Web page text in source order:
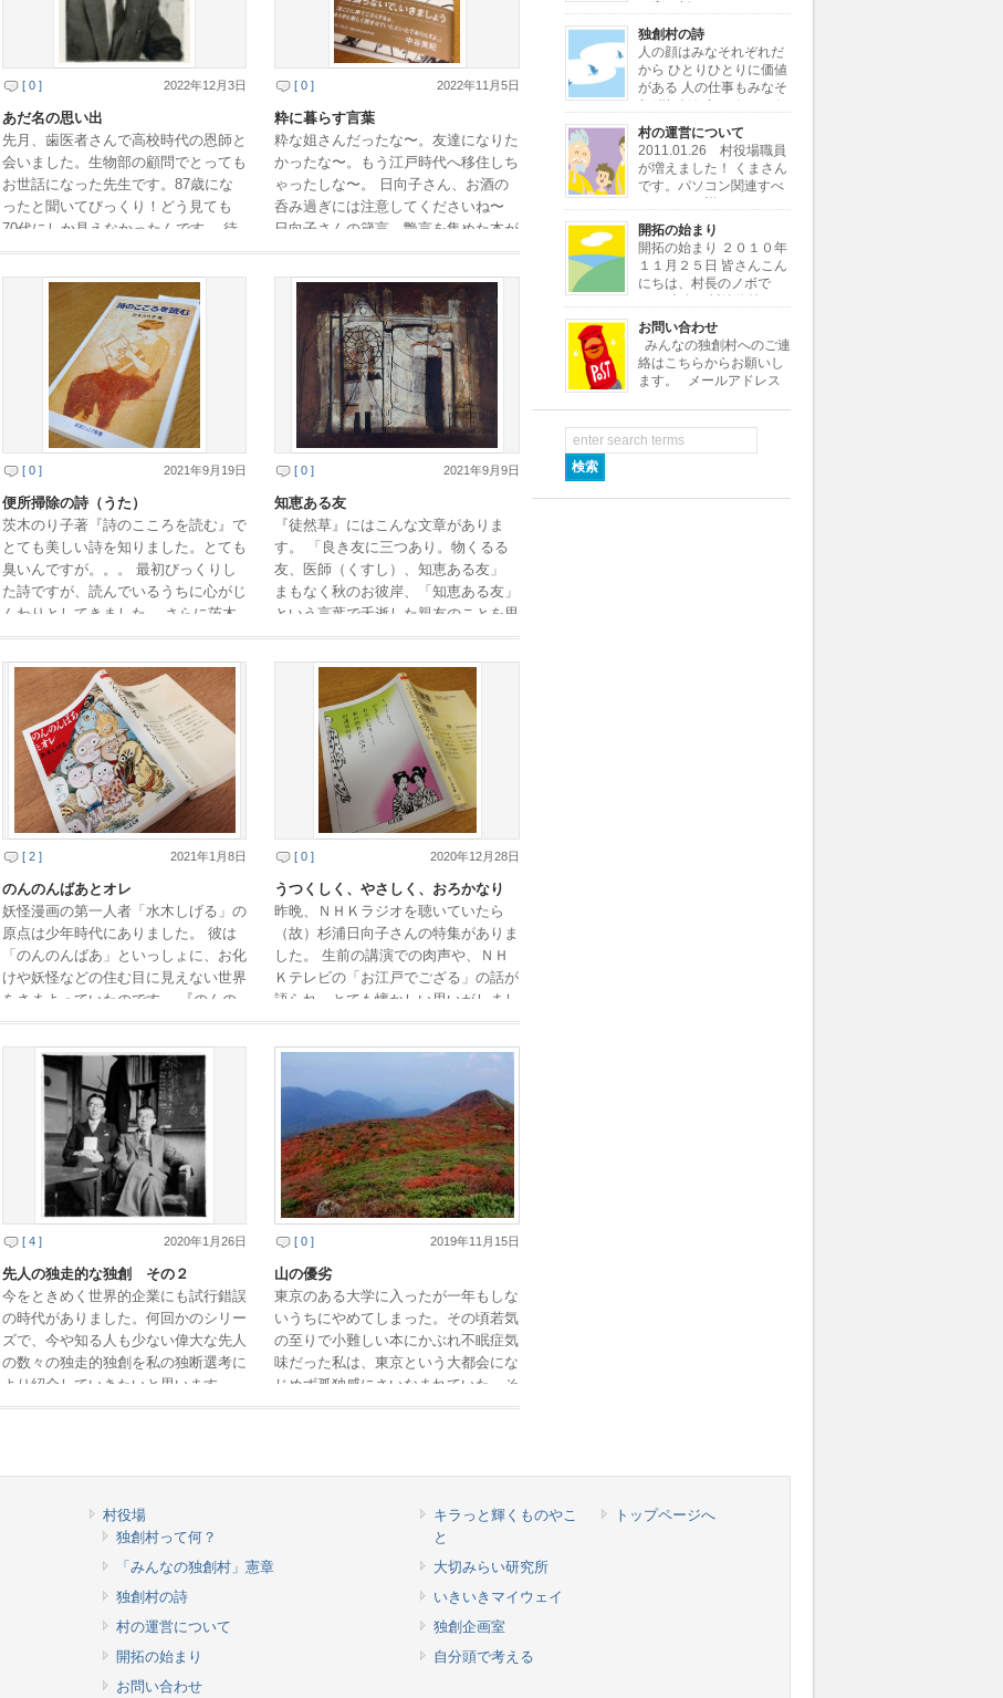
[ 0 ] 2022年12月3日
あだ名の思い出
先月、歯医者さんで高校時代の恩師と
会いました。生物部の顧問でとっても
お世話になった先生です。87歳にな
ったと聞いてびっくり！どう見ても
70代にしか見えなかったんです。 待
合室で30分以上も五十数年前の思い
出話です。さすが […]
[ 0 ] 2022年11月5日
粋に暮らす言葉
粋な姐さんだったな〜。友達になりた
かったな〜。もう江戸時代へ移住しち
ゃったしな〜。 日向子さん、お酒の
呑み過ぎには注意してくださいね〜
日向子さんの箴言、艶言を集めた本が
ありまして。私はそのうち二冊持って
います。 『粋に […]
[ 0 ] 2021年9月19日
便所掃除の詩（うた）
茨木のり子著『詩のこころを読む』で
とても美しい詩を知りました。とても
臭いんですが。。。 最初びっくりし
た詩ですが、読んでいるうちに心がじ
んわりとしてきました。 さらに茨木
のり子さんの詩評を読むと、こちらも
ご本人が優しいお […]
[ 0 ] 2021年9月9日
知恵ある友
『徒然草』にはこんな文章がありま
す。 「良き友に三つあり。物くるる
友、医師（くすし）、知恵ある友」
まもなく秋のお彼岸、「知恵ある友」
という言葉で夭逝した親友のことを思
いだします。 （夭折の画家松本俊介
の絶筆「建物」） […]
[ 2 ] 2021年1月8日
のんのんばあとオレ
妖怪漫画の第一人者「水木しげる」の
原点は少年時代にありました。 彼は
「のんのんばあ」といっしょに、お化
けや妖怪などの住む目に見えない世界
をさまよっていたのです。 『のんの
んばあとオレ』は水木しげるさんの幼
少年時代の思い出 […]
[ 0 ] 2020年12月28日
うつくしく、やさしく、おろかなり
昨晩、ＮＨＫラジオを聴いていたら
（故）杉浦日向子さんの特集がありま
した。 生前の講演での肉声や、ＮＨ
Ｋテレビの「お江戸でござる」の話が
語られ、とても懐かしい思いがしまし
た。 番組では、著書の中からエッセ
ー集『うつくしく、 […]
[ 4 ] 2020年1月26日
先人の独走的な独創 その２
今をときめく世界的企業にも試行錯誤
の時代がありました。何回かのシリー
ズで、今や知る人も少ない偉大な先人
の数々の独走的独創を私の独断選考に
より紹介していきたいと思います。
この記事を読んで、先人の恐れを知ら
[ 0 ] 2019年11月15日
山の優劣
東京のある大学に入ったが一年もしな
いうちにやめてしまった。その頃若気
の至りで小難しい本にかぶれ不眠症気
味だった私は、東京という大都会にな
じめず孤独感にさいなまれていた。そ
のせいか、朝から晩まで数年前から病
ィーの創造」 私たちが行う仕事は
「大切なものを独創すること」 「独
創を加えて大切なものに変えること」
私たちが考える大切なもの […]
独創村の詩
人の顔はみなそれぞれだ
から ひとりひとりに価値
がある 人の仕事もみなそ
れぞれだから ひとつひと
つに価値がある 同じ顔とか同じ仕事
じゃ 自分が何かわからない 独創村で
もういちど とり戻したい大切な価値
ひとりひとりと ひと […]
村の運営について
2011.01.26 村役場職員
が増えました！ くまさん
です。パソコン関連すべ
てにとても詳しいです
よ。よろしく！
・・・・・・・・・・・・・・・・・・・・・・・・・・・・・・・・
[…]
開拓の始まり
開拓の始まり ２０１０年
１１月２５日 皆さんこん
にちは、村長のノボで
す。 本名は川嶋信雄とい
いますが、小さい頃ノブオがなまって
ノボちゃんといわれていたので、この
村ではノボ村長にしました。 さて私
はある小さな会社の社長をし […]
お問い合わせ
みんなの独創村へのご連
絡はこちらからお願いし
ます。 メールアドレス
して下さい。 村役場では村つくり
[…]
村役場
独創村って何？
「みんなの独創村」憲章
独創村の詩
村の運営について
開拓の始まり
お問い合わせ
キラっと輝くものやこ
と
大切みらい研究所
いきいきマイウェイ
独創企画室
自分頭で考える
トップページへ